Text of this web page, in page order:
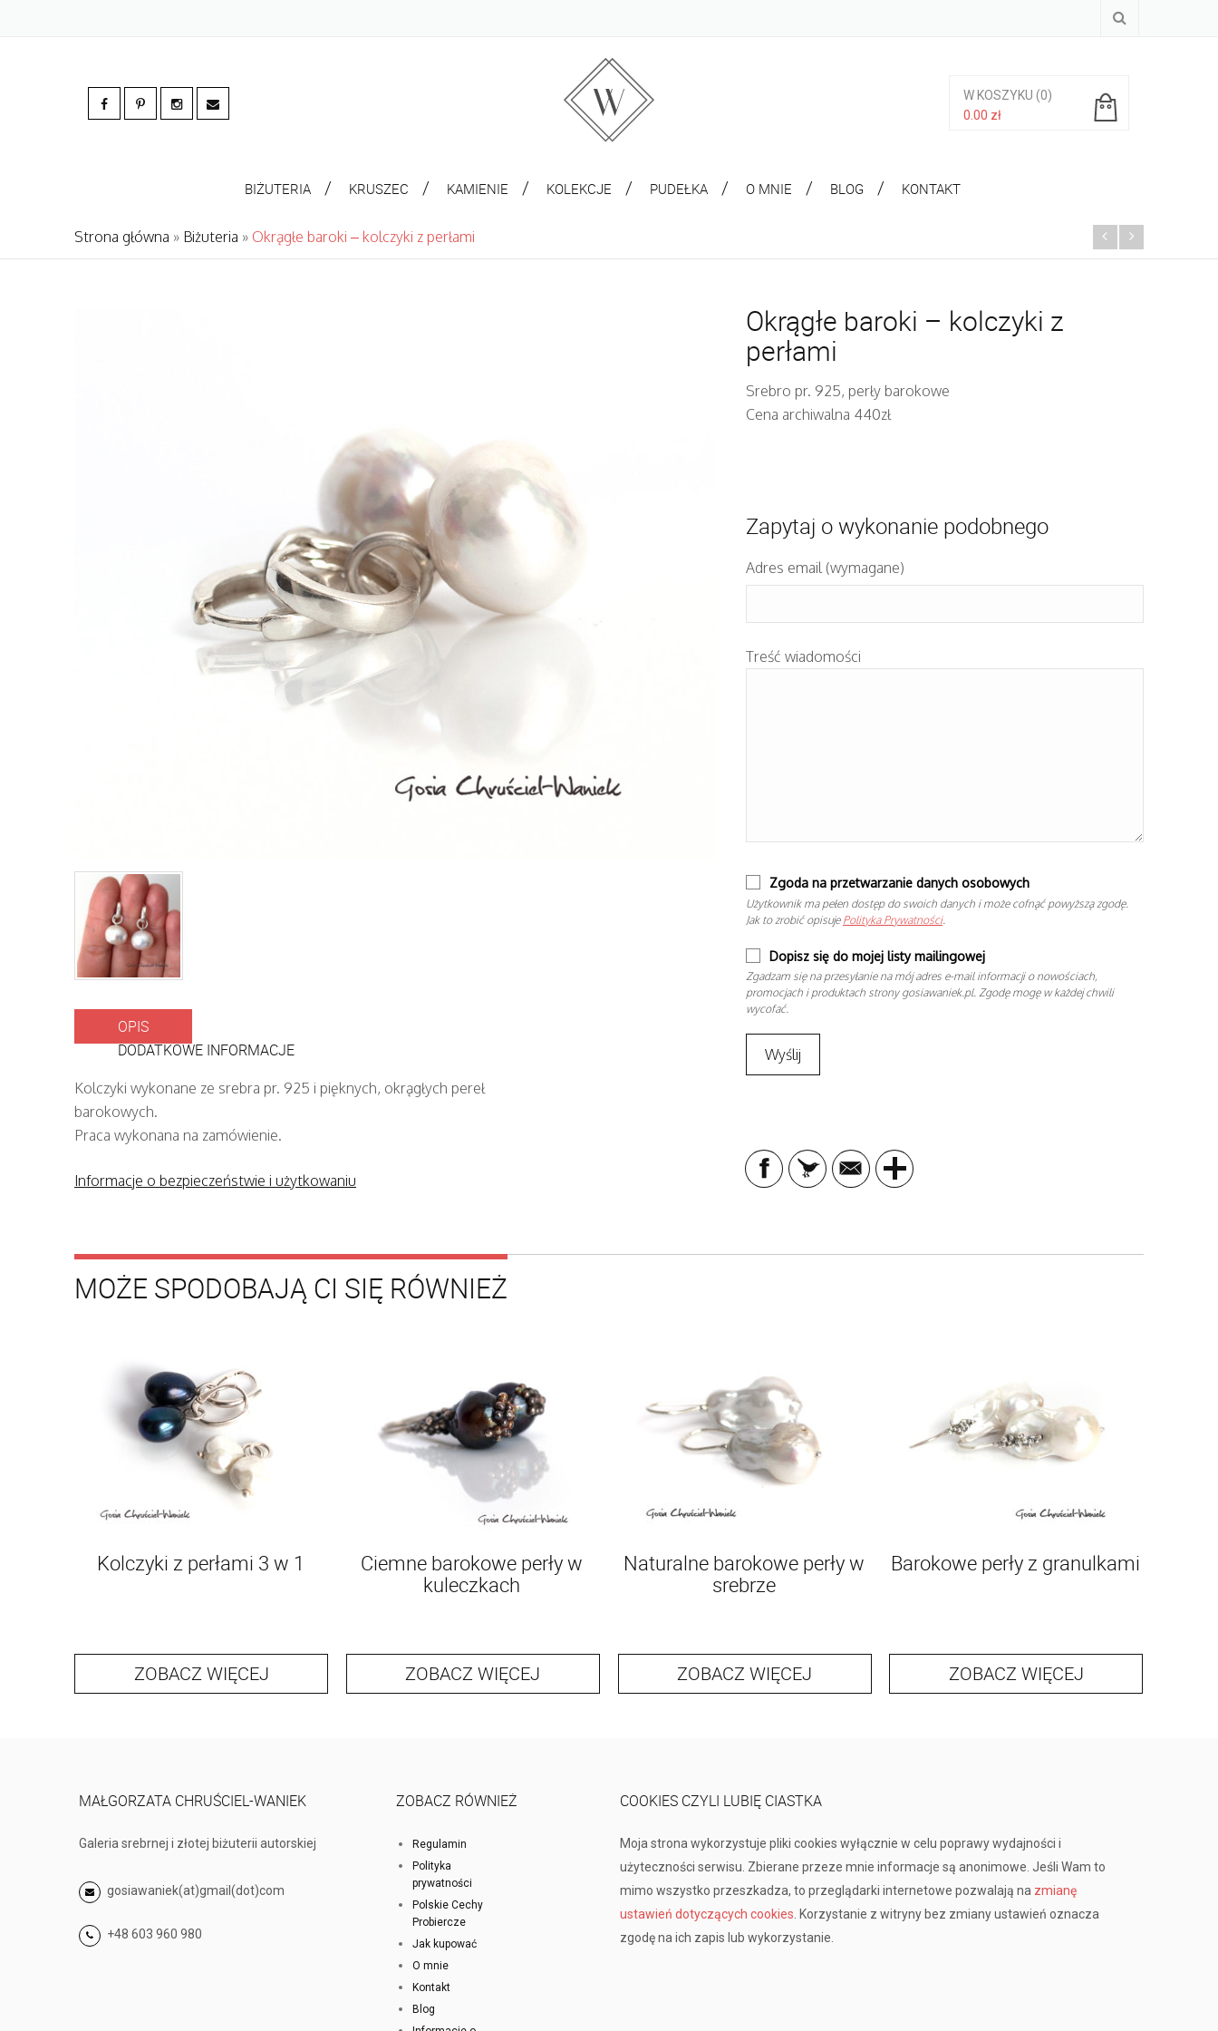
W KOSZYKU (0)
0.00 zł
BIŻUTERIA KRUSZEC KAMIENIE KOLEKCJE PUDEŁKA O MNIE BLOG KONTAKT
Strona główna » Biżuteria » Okrągłe baroki – kolczyki z perłami
OPIS
DODATKOWE INFORMACJE
Kolczyki wykonane ze srebra pr. 925 i pięknych, okrągłych pereł
barokowych.
Praca wykonana na zamówienie.
Informacje o bezpieczeństwie i użytkowaniu
Okrągłe baroki – kolczyki z
perłami
Srebro pr. 925, perły barokowe
Cena archiwalna 440zł
Zapytaj o wykonanie podobnego
Adres email (wymagane)
Treść wiadomości
Zgoda na przetwarzanie danych osobowych
Użytkownik ma pełen dostęp do swoich danych i może cofnąć powyższą zgodę.
Jak to zrobić opisuje Polityka Prywatności.
Dopisz się do mojej listy mailingowej
Zgadzam się na przesyłanie na mój adres e-mail informacji o nowościach,
promocjach i produktach strony gosiawaniek.pl. Zgodę mogę w każdej chwili
wycofać.
MOŻE SPODOBAJĄ CI SIĘ RÓWNIEŻ
Kolczyki z perłami 3 w 1
ZOBACZ WIĘCEJ
Ciemne barokowe perły w
kuleczkach
ZOBACZ WIĘCEJ
Naturalne barokowe perły w
srebrze
ZOBACZ WIĘCEJ
Barokowe perły z granulkami
ZOBACZ WIĘCEJ
MAŁGORZATA CHRUŚCIEL-WANIEK
Galeria srebrnej i złotej biżuterii autorskiej
gosiawaniek(at)gmail(dot)com
+48 603 960 980
ZOBACZ RÓWNIEŻ
Regulamin
Polityka
prywatności
Polskie Cechy
Probiercze
Jak kupować
O mnie
Kontakt
Blog
COOKIES CZYLI LUBIĘ CIASTKA
Moja strona wykorzystuje pliki cookies wyłącznie w celu poprawy wydajności i
użyteczności serwisu. Zbierane przeze mnie informacje są anonimowe. Jeśli Wam to
mimo wszystko przeszkadza, to przeglądarki internetowe pozwalają na zmianę
ustawień dotyczących cookies . Korzystanie z witryny bez zmiany ustawień oznacza
zgodę na ich zapis lub wykorzystanie.